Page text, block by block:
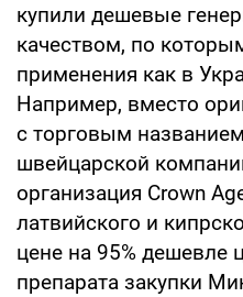
купили дешевые
качеством, по
применения как в
Например, вместо
с торговым
швейцарской
организация Crown
латвийского и
цене на 95% дешевле
препарата закупки